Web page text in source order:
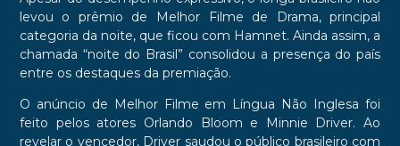
levou o prêmio de Melhor Filme de Drama, principal
categoria da noite, que ficou com Hamnet. Ainda assim, a
chamada “noite do Brasil” consolidou a presença do país
entre os destaques da premiação.
O anúncio de Melhor Filme em Língua Não Inglesa foi
feito pelos atores Orlando Bloom e Minnie Driver. Ao
revelar o vencedor, Driver saudou o público brasileiro com